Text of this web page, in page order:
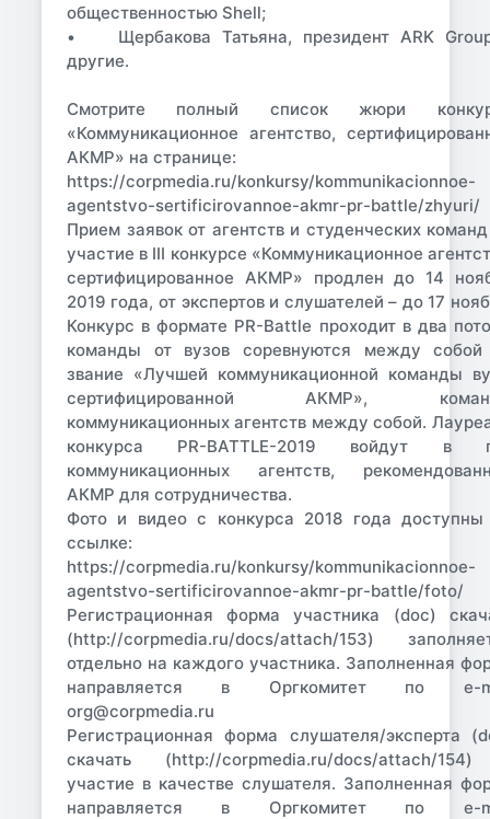
общественностью Shell;
• Щербакова Татьяна, президент ARK
другие.
Смотрите полный список жюри
«Коммуникационное агентство,
АКМР» на странице:
https://corpmedia.ru/konkursy/kommunikacionnoe-
agentstvo-sertificirovannoe-akmr-pr-battle/zhyuri/
Прием заявок от агентств и студенческих
участие в III конкурсе «Коммуникационное
сертифицированное АКМР» продлен до 14
2019 года, от экспертов и слушателей – до 17
Конкурс в формате PR-Battle проходит в два
команды от вузов соревнуются между собой
звание «Лучшей коммуникационной команды
сертифицированной АКМР»,
коммуникационных агентств между собой.
конкурса PR-BATTLE-2019 войдут в
коммуникационных агентств,
АКМР для сотрудничества.
Фото и видео с конкурса 2018 года
ссылке:
https://corpmedia.ru/konkursy/kommunikacionnoe-
agentstvo-sertificirovannoe-akmr-pr-battle/foto/
Регистрационная форма участника (doc)
(http://corpmedia.ru/docs/attach/153)
отдельно на каждого участника. Заполненная
направляется в Оргкомитет по e-
org@corpmedia.ru
Регистрационная форма слушателя/эксперта
скачать (http://corpmedia.ru/docs/attach/
участие в качестве слушателя. Заполненная
направляется в Оргкомитет по e-